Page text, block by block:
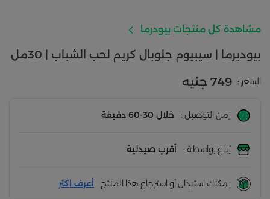
مشاهدة كل منتجات بيودرما
بيوديرما | سيبيوم جلوبال كريم لحب الشباب | 30مل
السعر : 749 جنيه
زمن التوصيل : خلال 30-60 دقيقة
يُباع بواسطة : أقرب صيدلية
يمكنك استبدال أو استرجاع هذا المنتج أعرف اكثر